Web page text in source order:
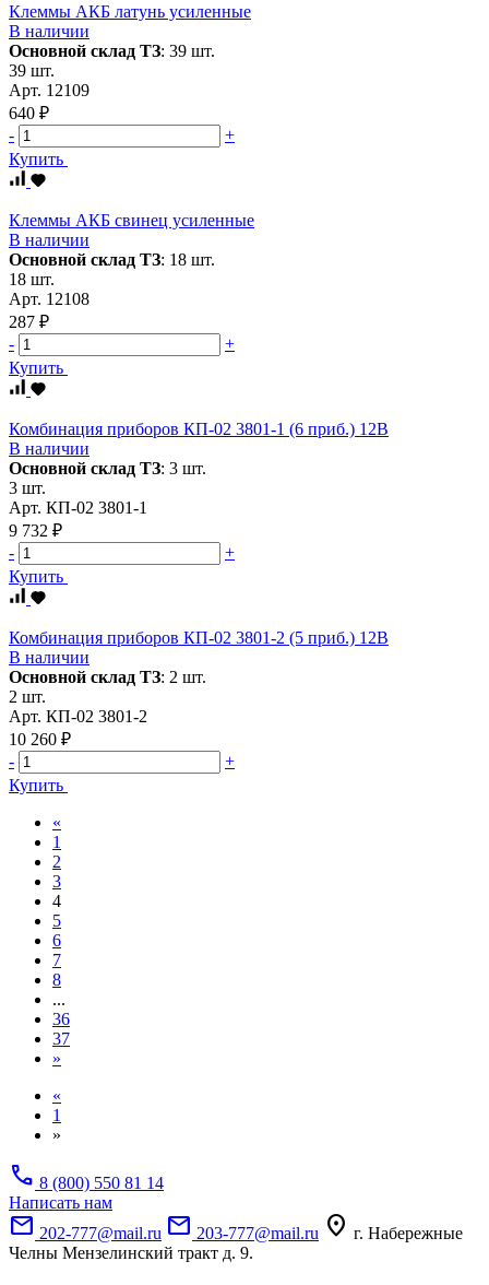
Клеммы АКБ латунь усиленные
В наличии
Основной склад ТЗ: 39 шт.
39 шт.
Арт. 12109
640 ₽
-
+
Купить
Клеммы АКБ свинец усиленные
В наличии
Основной склад ТЗ: 18 шт.
18 шт.
Арт. 12108
287 ₽
-
+
Купить
Комбинация приборов КП-02 3801-1 (6 приб.) 12В
В наличии
Основной склад ТЗ: 3 шт.
3 шт.
Арт. КП-02 3801-1
9 732 ₽
-
+
Купить
Комбинация приборов КП-02 3801-2 (5 приб.) 12В
В наличии
Основной склад ТЗ: 2 шт.
2 шт.
Арт. КП-02 3801-2
10 260 ₽
-
+
Купить
«
1
2
3
4
5
6
7
8
...
36
37
»
«
1
»
call 8 (800) 550 81 14
Написать нам
mail 202-777@mail.ru mail 203-777@mail.ru location_on г. Набережные
Челны Мензелинский тракт д. 9.